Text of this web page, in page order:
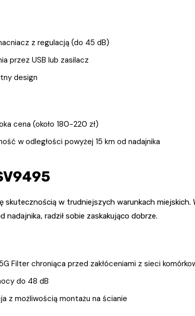
z regulacją (do 45 dB)
przez USB lub zasilacz
design
cena (około 180-220 zł)
w odległości powyżej 15 km od nadajnika
skutecznością w trudniejszych warunkach
nadajnika, radził sobie zaskakująco dobrze.
Filter chroniąca przed zakłóceniami z sieci
do 48 dB
z możliwością montażu na ścianie